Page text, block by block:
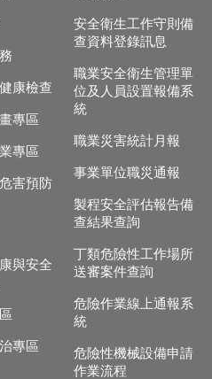
康檢查
專區
專區
害預防
與安全
專區
安全衛生工作守則備
查資料登錄訊息
職業安全衛生管理單
位及人員設置報備系
統
職業災害統計月報
事業單位職災通報
製程安全評估報告備
查結果查詢
丁類危險性工作場所
送審案件查詢
危險作業線上通報系
統
危險性機械設備申請
作業流程